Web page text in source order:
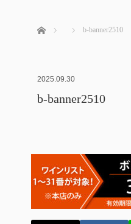
ホーム b-banner2510
2025.09.30
b-banner2510